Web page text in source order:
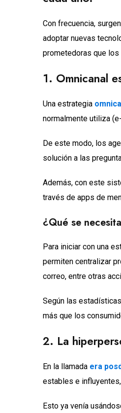
Con frecuencia,
adoptar nuevas
prometedoras que los
1. Omnicanal
Una estrategia
normalmente utiliza
De este modo, los
solución a las
Además, con este
través de apps de
¿Qué se
Para iniciar con una
permiten centralizar
correo, entre otras
Según las
más que los
2. La
En la llamada era
estables e
Esto ya venía